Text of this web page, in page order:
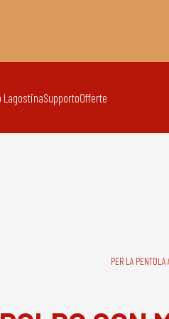
LagostinaSupportoOfferte
PER LA PENTOLA